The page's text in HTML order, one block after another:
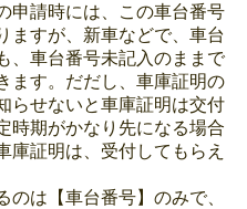
申請時には、この車台番号
ますが、新車などで、車台
、車台番号未記入のままで
ます。だだし、車庫証明の
らせないと車庫証明は交付
時期がかなり先になる場合
庫証明は、受付してもらえ
は【車台番号】のみで、